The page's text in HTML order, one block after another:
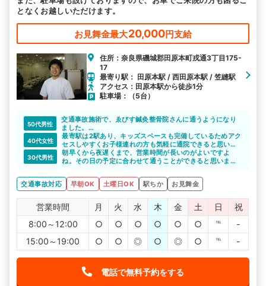
となくお越しいただけます。
お見舞金最大20,000円支給
住所：奈良県磯城郡田原本町戎通3丁目175-
17
最寄り駅： 田原本駅 / 西田原本駅 / 笠縫駅
アクセス：田原本駅から徒歩1分
駐車場：（5台）
50代男性
交通事故施術で、ゑびす鍼灸整骨院さんに通うようになり
ました。
はじめてのことで色々と不安でしたが、先生やスタッフの
みなさんが優しく、親切・丁寧に施術してくださり、身体
も心も和らげて頂きました。
仕事もしていますので、予約優先で待ち時間がなくて安心
40代女性
最寄駅は2駅あり、キッズスペースも完備しているためアク
セスしやすくお子様連れの方も気軽に通院できると思いま
す。
30代男性
朝早くから夜遅くまで、営業時間が長いのがよいですよ
ね。その日の予定に合わせて通うことができると思いま
交通事故対応
早朝OK 土曜日OK 駅ちか お見舞金
営業時間 月 火 水 木 金 土 日
祝
8:00～12:00
○ ○ ○ ○ ○ ○ ℡
-
15:00～19:00
○ ○ ◎ ○ ◎ ○ ℡ -
電話で無料予約をする